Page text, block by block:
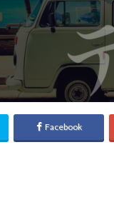
Facebook